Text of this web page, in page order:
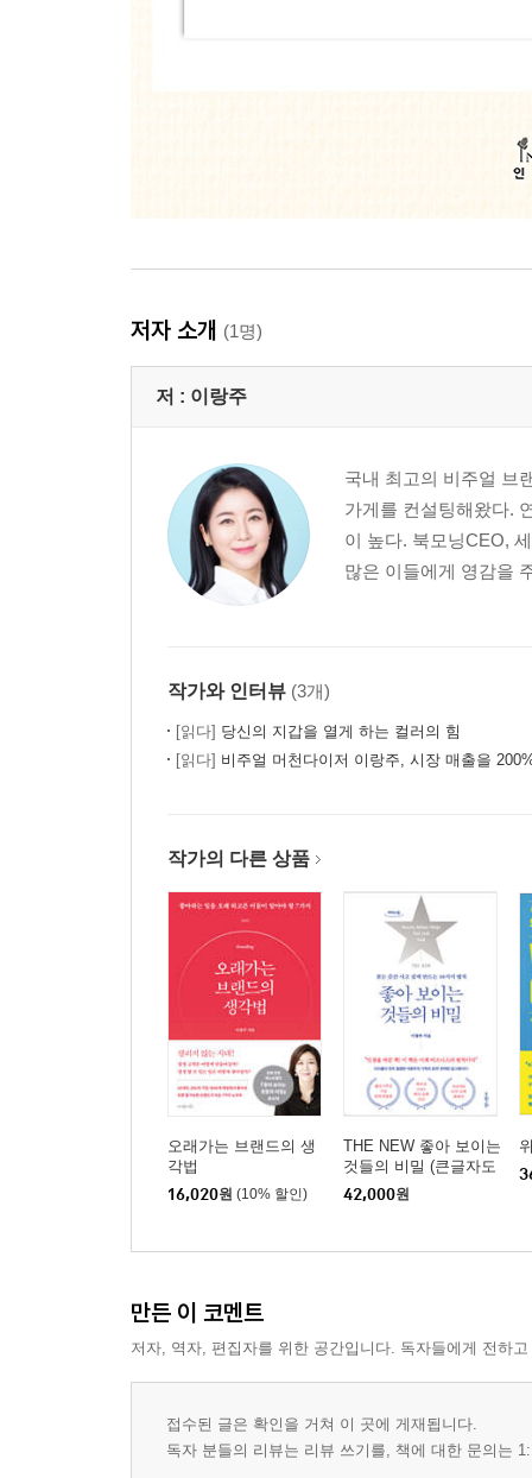
저자 소개 (1명)
저 : 이랑주
국내 최고의 비주얼 브
가게를 컨설팅해왔다.
이 높다. 북모닝CEO,
많은 이들에게 영감을
작가와 인터뷰 (3개)
[읽다] 당신의 지갑을 열게 하는 컬러의 힘
[읽다] 비주얼 머천다이저 이랑주, 시장 매출을
작가의 다른 상품
오래가는 브랜드의 생
각법
16,020원 (10% 할인)
THE NEW 좋아 보이는
것들의 비밀 (큰글자도
서)
42,000원
만든 이 코멘트
저자, 역자, 편집자를 위한 공간입니다. 독자들에게 전하
접수된 글은 확인을 거쳐 이 곳에 게재됩니다.
독자 분들의 리뷰는 리뷰 쓰기를, 책에 대한 문의는